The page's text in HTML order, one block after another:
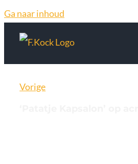
Ga naar inhoud
Vorige